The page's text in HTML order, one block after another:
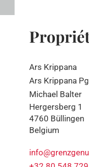
Ars Krippana
Ars Krippana
Michael Balter
Hergersberg 1
4760 Büllingen
Belgium